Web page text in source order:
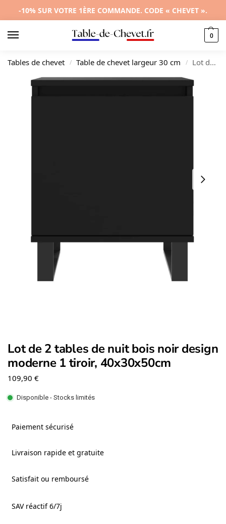
-10% SUR VOTRE 1ÈRE COMMANDE. CODE « CHEVET ».
0
Tables de chevet / Table de chevet largeur 30 cm / Lot de 2 tables de nuit bois noir design moderne 1 tiroir, 40x30x50cm
Lot de 2 tables de nuit bois noir design
moderne 1 tiroir, 40x30x50cm
109,90 €
Disponible - Stocks limités
Paiement sécurisé
Livraison rapide et gratuite
Satisfait ou remboursé
SAV réactif 6/7j